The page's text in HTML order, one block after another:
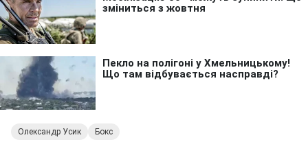
Олександр Усик Бокс